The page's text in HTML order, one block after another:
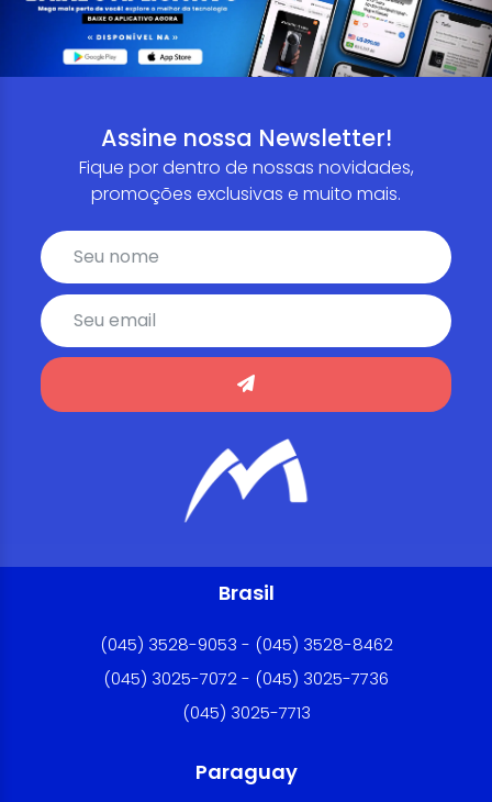
Assine nossa Newsletter!
Fique por dentro de nossas novidades,
promoções exclusivas e muito mais.
Brasil
(045) 3528-9053 - (045) 3528-8462
(045) 3025-7072 - (045) 3025-7736
(045) 3025-7713
Paraguay